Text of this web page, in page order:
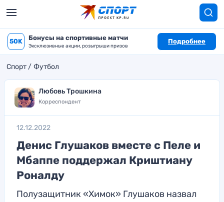
50K Бонусы на спортивные матчи
Эксклюзивные акции, розыгрыши призов
Подробнее
Спорт Футбол
Любовь Трошкина
Корреспондент
12.12.2022
Денис Глушаков вместе с Пеле и
Мбаппе поддержал Криштиану
Роналду
Полузащитник «Химок» Глушаков назвал